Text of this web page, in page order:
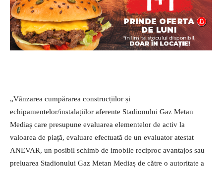
„Vânzarea cumpărarea construcțiilor și
echipamentelor/instalațiilor aferente Stadionului Gaz Metan
Mediaș care presupune evaluarea elementelor de activ la
valoarea de piață, evaluare efectuată de un evaluator atestat
ANEVAR, un posibil schimb de imobile reciproc avantajos sau
preluarea Stadionului Gaz Metan Mediaș de către o autoritate a